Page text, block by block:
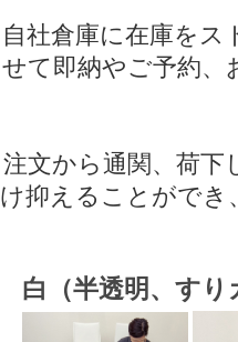
自社倉庫に在庫を
せて即納やご予約、
注文から通関、荷下
け抑えることができ
白（半透明、す